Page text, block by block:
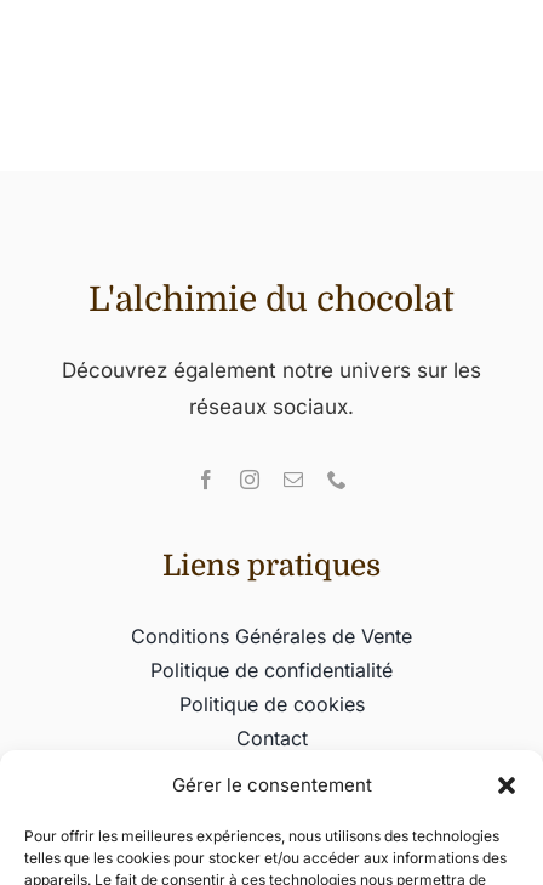
Gérer le consentement
Pour offrir les meilleures expériences, nous utilisons des technologies
telles que les cookies pour stocker et/ou accéder aux informations des
appareils. Le fait de consentir à ces technologies nous permettra de
L'alchimie du chocolat
Découvrez également notre univers sur les
réseaux sociaux.
Liens pratiques
Conditions Générales de Vente
Politique de confidentialité
Politique de cookies
Contact
L’alchimie du chocolat